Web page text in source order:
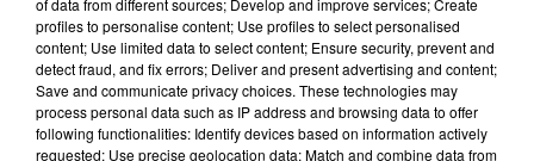
de livraison express !
Shop In Dijon, la Fédération des
commerçants et artisans dijonnais,
of data from different sources; Develop and improve services; Create
profiles to personalise content; Use profiles to select personalised
content; Use limited data to select content; Ensure security, prevent and
detect fraud, and fix errors; Deliver and present advertising and content;
Save and communicate privacy choices. These technologies may
process personal data such as IP address and browsing data to offer
following functionalities: Identify devices based on information actively
requested; Use precise geolocation data; Match and combine data from